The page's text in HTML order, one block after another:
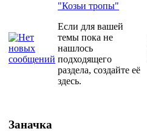
"Козьи тропы"
Если для вашей
темы пока не
нашлось
подходящего
раздела, создайте её
здесь.
Заначка